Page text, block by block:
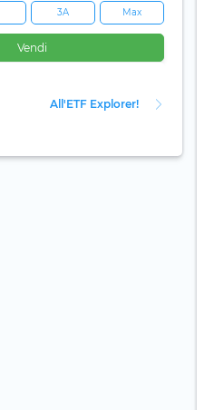
3A Max
Vendi
All'ETF Explorer!